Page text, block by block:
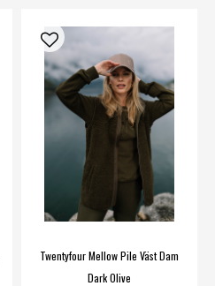
Twentyfour Mellow Pile Väst Dam
Dark Olive